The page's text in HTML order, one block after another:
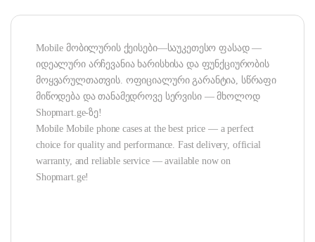
Mobile მობილურის ქეისები—საუკეთესო ფასად —
იდეალური არჩევანია ხარისხისა და ფუნქციურობის
მოყვარულთათვის. ოფიციალური გარანტია, სწრაფი
მიწოდება და თანამედროვე სერვისი — მხოლოდ
Shopmart.ge-ზე!
Mobile Mobile phone cases at the best price — a perfect
choice for quality and performance. Fast delivery, official
warranty, and reliable service — available now on
Shopmart.ge!